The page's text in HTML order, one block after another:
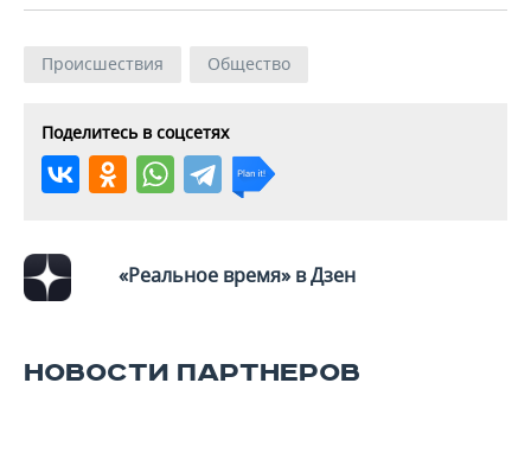
Происшествия Общество
Поделитесь в соцсетях
«Реальное время» в Дзен
НОВОСТИ ПАРТНЕРОВ